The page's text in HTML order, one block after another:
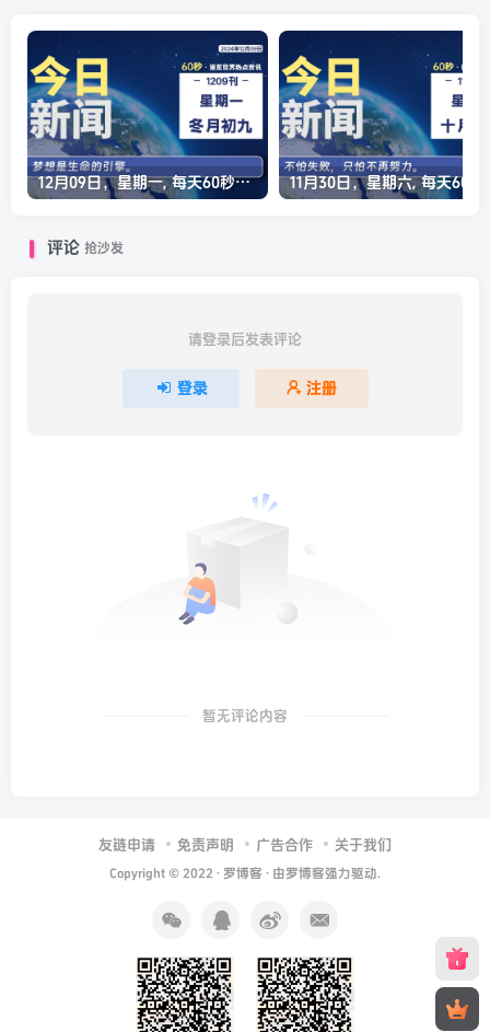
12月09日，星期一, 每天60秒读懂全世界！
评论 抢沙发
请登录后发表评论
登录 注册
暂无评论内容
友链申请 免责声明 广告合作 关于我们
Copyright © 2022 · 罗博客 · 由罗博客强力驱动.